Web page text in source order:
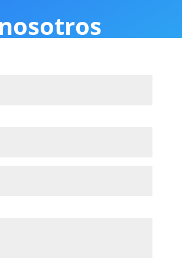
nosotros